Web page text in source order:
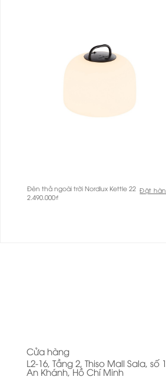
Đèn thả ngoài trời Nordlux Kettle 22
2.490.000₫
Đặt
Cửa hàng
L2-16, Tầng 2, Thiso Mall Sala,
An Khánh, Hồ Chí Minh